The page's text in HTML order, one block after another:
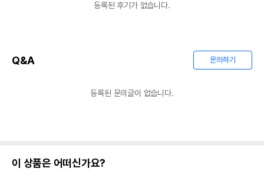
등록된 후기가 없습니다.
Q&A 문의하기
등록된 문의글이 없습니다.
이 상품은 어떠신가요?